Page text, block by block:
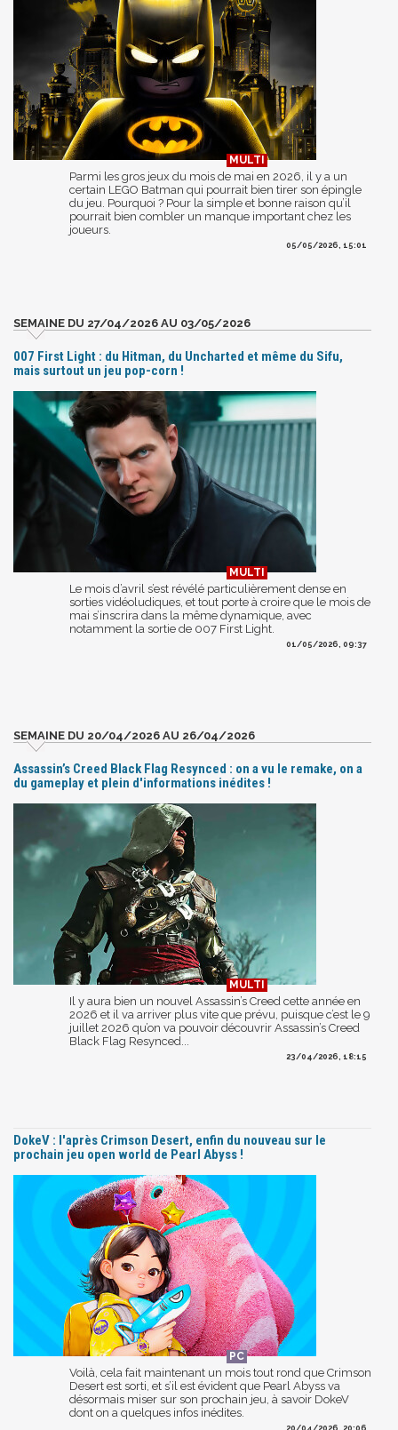
Parmi les gros jeux du mois de mai en 2026, il y a un
certain LEGO Batman qui pourrait bien tirer son épingle
du jeu. Pourquoi ? Pour la simple et bonne raison qu’il
pourrait bien combler un manque important chez les
joueurs.
05/05/2026, 15:01
SEMAINE DU 27/04/2026 AU 03/05/2026
007 First Light : du Hitman, du Uncharted et même du Sifu,
mais surtout un jeu pop-corn !
Le mois d’avril s’est révélé particulièrement dense en
sorties vidéoludiques, et tout porte à croire que le mois de
mai s’inscrira dans la même dynamique, avec
notamment la sortie de 007 First Light.
01/05/2026, 09:37
SEMAINE DU 20/04/2026 AU 26/04/2026
Assassin’s Creed Black Flag Resynced : on a vu le remake, on a
du gameplay et plein d'informations inédites !
Il y aura bien un nouvel Assassin’s Creed cette année en
2026 et il va arriver plus vite que prévu, puisque c’est le 9
juillet 2026 qu’on va pouvoir découvrir Assassin’s Creed
Black Flag Resynced...
23/04/2026, 18:15
DokeV : l'après Crimson Desert, enfin du nouveau sur le
prochain jeu open world de Pearl Abyss !
Voilà, cela fait maintenant un mois tout rond que Crimson
Desert est sorti, et s’il est évident que Pearl Abyss va
désormais miser sur son prochain jeu, à savoir DokeV
dont on a quelques infos inédites.
20/04/2026, 20:06